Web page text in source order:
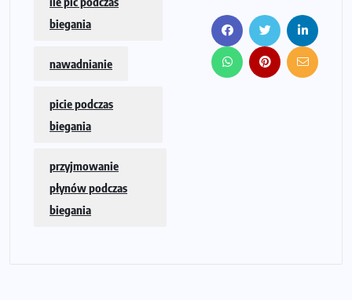
biegania
nawadnianie
picie podczas
biegania
przyjmowanie
płynów podczas
biegania